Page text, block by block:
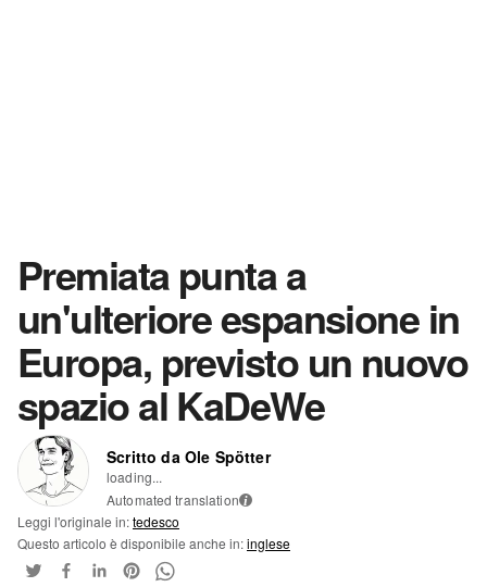
Premiata punta a
un'ulteriore espansione in
Europa, previsto un nuovo
spazio al KaDeWe
Scritto da Ole Spötter
loading...
Automated translation i
Leggi l'originale in:tedesco
Questo articolo è disponibile anche in:inglese